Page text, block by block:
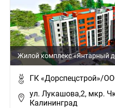
Жилой комплекс «Янтарный
ГК «Дорспецстрой»/
ул. Лукашова,2, мкр.
Калининград